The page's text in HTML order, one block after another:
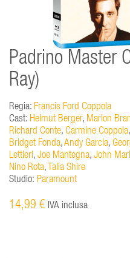
Padrino Master
Ray)
Regia: Francis Ford Coppola
Cast: Helmut Berger, Marlon
Richard Conte, Carmine Coppola,
Bridget Fonda,Andy Garcia,
Lettieri, Joe Mantegna, John
Nino Rota, Talia Shire
Studio: Paramount
14,99 € IVA inclusa